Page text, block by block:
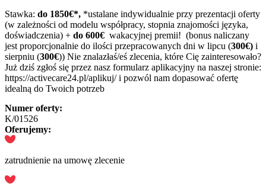
Stawka: do 1850€*, *ustalane indywidualnie przy prezentacji oferty
(w zależności od modelu współpracy, stopnia znajomości języka,
doświadczenia) + do 600€ wakacyjnej premii! (bonus naliczany
jest proporcjonalnie do ilości przepracowanych dni w lipcu (300€) i
sierpniu (300€)) Nie znalazłaś/eś zlecenia, które Cię zainteresowało?
Już dziś zgłoś się przez nasz formularz aplikacyjny na naszej stronie:
https://activecare24.pl/aplikuj/ i pozwól nam dopasować ofertę
idealną do Twoich potrzeb
Numer oferty:
K/01526
Oferujemy:
zatrudnienie na umowę zlecenie